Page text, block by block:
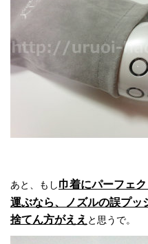
あと、もし巾着にパーフェ
運ぶなら、ノズルの誤プッ
捨てん方がええ と思うで。